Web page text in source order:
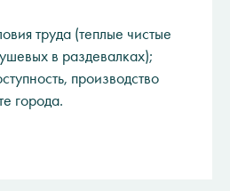
труда (теплые чистые
в раздевалках);
производство
города.